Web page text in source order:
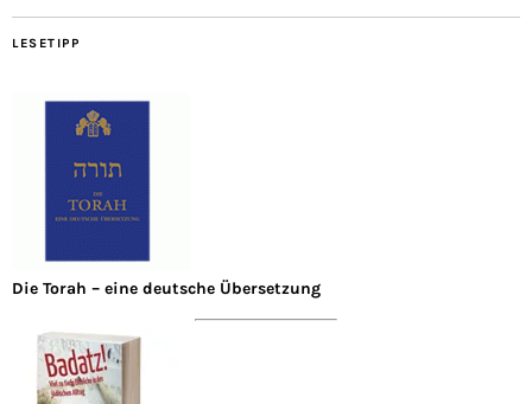
LESETIPP
Die Torah – eine deutsche Übersetzung